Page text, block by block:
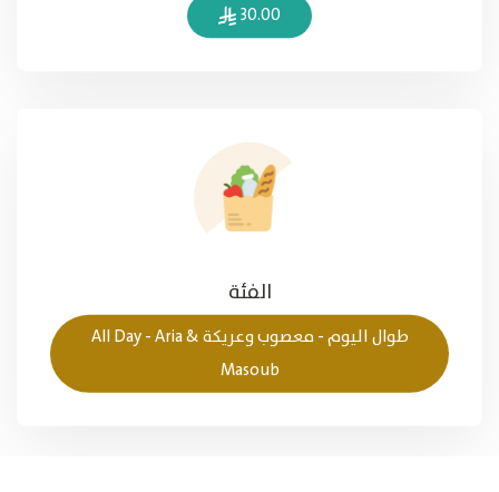
30.00
الفئة
طوال الیوم - معصوب وعريكة All Day - Aria &
Masoub